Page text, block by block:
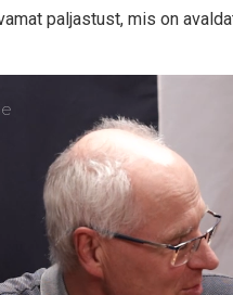
paljastust, mis on